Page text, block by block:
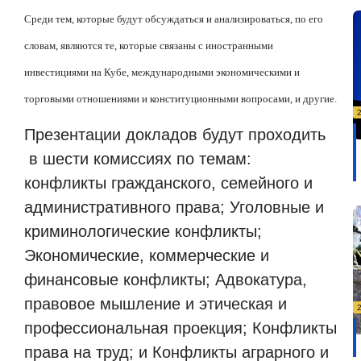
Среди тем, которые будут обсуждаться и анализироваться, по его
словам, являются те, которые связаны с иностранными
инвестициями на Кубе, международными экономическими и
торговыми отношениями и конституционными вопросами, и другие.
Презентации докладов будут проходить
в шести комиссиях по темам:
конфликты гражданского, семейного и
административного права; Уголовные и
криминологические конфликты;
Экономические, коммерческие и
финансовые конфликты; Адвокатура,
правовое мышление и этическая и
профессиональная проекция; Конфликты
права на труд; и Конфликты аграрного и